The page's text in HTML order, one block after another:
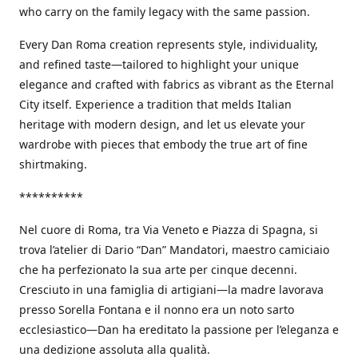
who carry on the family legacy with the same passion.
Every Dan Roma creation represents style, individuality,
and refined taste—tailored to highlight your unique
elegance and crafted with fabrics as vibrant as the Eternal
City itself. Experience a tradition that melds Italian
heritage with modern design, and let us elevate your
wardrobe with pieces that embody the true art of fine
shirtmaking.
**********
Nel cuore di Roma, tra Via Veneto e Piazza di Spagna, si
trova l’atelier di Dario “Dan” Mandatori, maestro camiciaio
che ha perfezionato la sua arte per cinque decenni.
Cresciuto in una famiglia di artigiani—la madre lavorava
presso Sorella Fontana e il nonno era un noto sarto
ecclesiastico—Dan ha ereditato la passione per l’eleganza e
una dedizione assoluta alla qualità.